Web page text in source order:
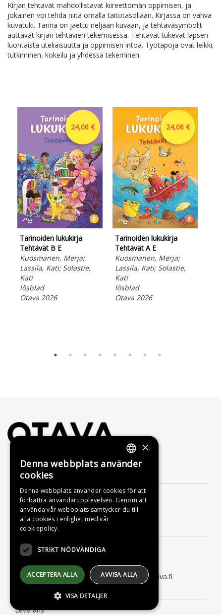
Kirjan tehtävät mahdollistavat kiireettömän oppimisen, ja
jokainen voi tehdä niitä omalla taitotasollaan. Kirjassa on vahva
kuvatuki. Tarina on jaettu neljään kuvaan, ja tehtäväsymbolit
auttavat kirjan tehtävien tekemisessä. Tehtävät tukevat lapsen
luontaista uteliaisuutta ja oppimisen intoa. Työtapoja ovat leikki,
tutkiminen, kokeilu ja yhdessä tekeminen.
24,06 €
Tarinoiden lukukirja
Tehtävät B E
Kuosmanen, Merja;
Lassila, Kati; Solastie,
Kati
lösblad
Otava 2026
24,06 €
Tarinoiden lukukirja
Tehtävät A E
Kuosmanen, Merja;
Lassila, Kati; Solastie,
Kati
lösblad
Otava 2026
Kontakta oss
Förlagsaktiebolaget Otava
Nylandsgatan 10
00120 Helsingfors
Kundtjänst
Måndag till fredag kl. 9–16
tfn 09 156 6800
(lna/msa, också för kötiden)
kundtjanst@otava.fi eller asiakaspalvelu@otava.fi
Information
Leverans
FINNISH
ENGLISH
×
Denna webbplats använder
cookies
Denna webbplats använder cookies för att
förbättra användarupplevelsen. Genom att
använda vår webbplats samtycker du till
alla cookies i enlighet med vår
cookiepolicy.
STRIKT NÖDVÄNDIGA
ACCEPTERA ALLA AVVISA ALLA
VISA DETALJER